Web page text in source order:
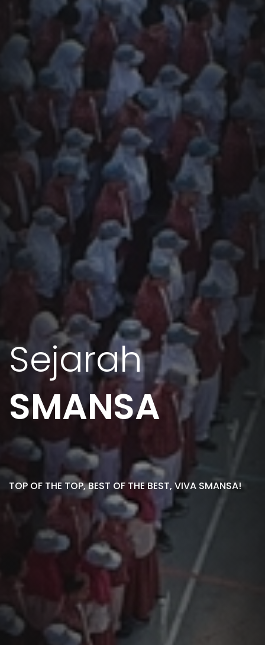
Sejarah
SMANSA
TOP OF THE TOP, BEST OF THE BEST, VIVA SMANSA!